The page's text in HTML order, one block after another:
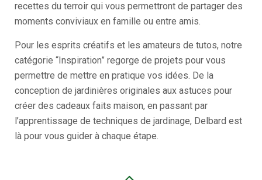
recettes du terroir qui vous permettront de partager des
moments conviviaux en famille ou entre amis.
Pour les esprits créatifs et les amateurs de tutos, notre
catégorie “Inspiration” regorge de projets pour vous
permettre de mettre en pratique vos idées. De la
conception de jardinières originales aux astuces pour
créer des cadeaux faits maison, en passant par
l’apprentissage de techniques de jardinage, Delbard est
là pour vous guider à chaque étape.